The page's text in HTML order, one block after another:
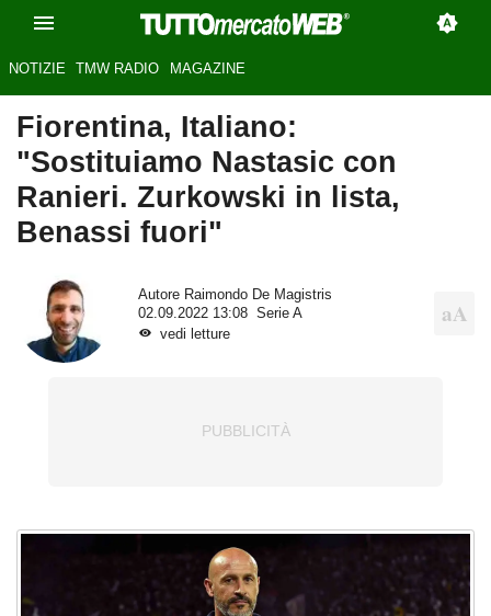
NOTIZIE TMW RADIO MAGAZINE
Fiorentina, Italiano:
"Sostituiamo Nastasic con
Ranieri. Zurkowski in lista,
Benassi fuori"
Autore Raimondo De Magistris
02.09.2022 13:08
Serie A
vedi letture